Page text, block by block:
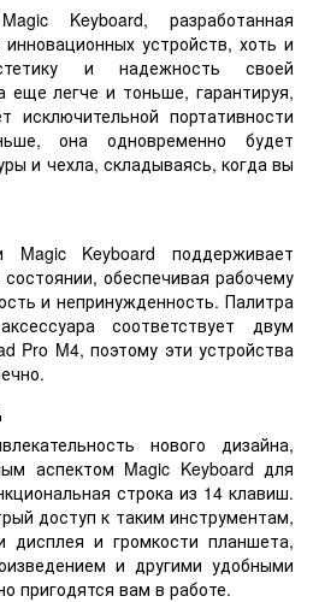
Keyboard, разработанная
устройств, хоть и
и надежность своей
еще легче и тоньше, гарантируя,
исключительной портативности
она одновременно будет
и чехла, складываясь, когда вы
Magic Keyboard поддерживает
обеспечивая рабочему
и непринужденность. Палитра
соответствует двум
Pro M4, поэтому эти устройства
нового дизайна,
аспектом Magic Keyboard для
строка из 14 клавиш.
доступ к таким инструментам,
дисплея и громкости планшета,
и другими удобными
пригодятся вам в работе.